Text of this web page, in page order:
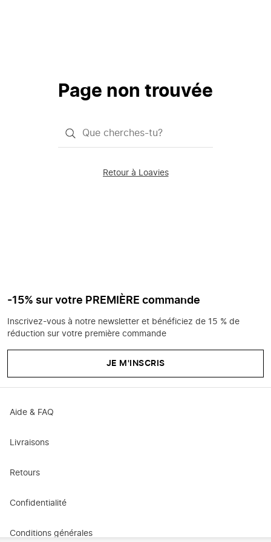
Page non trouvée
Qu'est-
Retour à Loavies
-15% sur votre PREMIÈRE commande
Inscrivez-vous à notre newsletter et bénéficiez de 15 % de
réduction sur votre première commande
JE M'INSCRIS
Aide & FAQ
Livraisons
Retours
Confidentialité
Conditions générales